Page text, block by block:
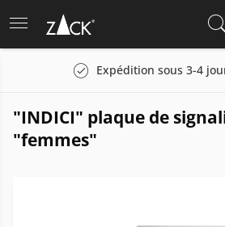
Expédition sous 3-4
"INDICI" plaque de
"femmes"